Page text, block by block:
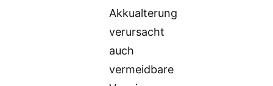
Akkualterung
verursacht
auch
vermeidbare